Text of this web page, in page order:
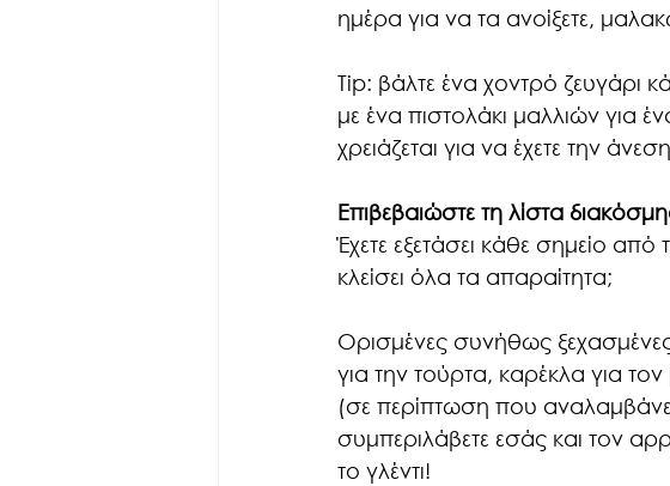
ημέρα για να τα ανοίξετε,
Tip: βάλτε ένα χοντρό ζευγάρι
με ένα πιστολάκι μαλλιών για
χρειάζεται για να έχετε την
Επιβεβαιώστε τη λίστα
Έχετε εξετάσει κάθε σημείο από
κλείσει όλα τα απαραίτητα;
Ορισμένες συνήθως
για την τούρτα, καρέκλα για
(σε περίπτωση που
συμπεριλάβετε εσάς και τον
το γλέντι!